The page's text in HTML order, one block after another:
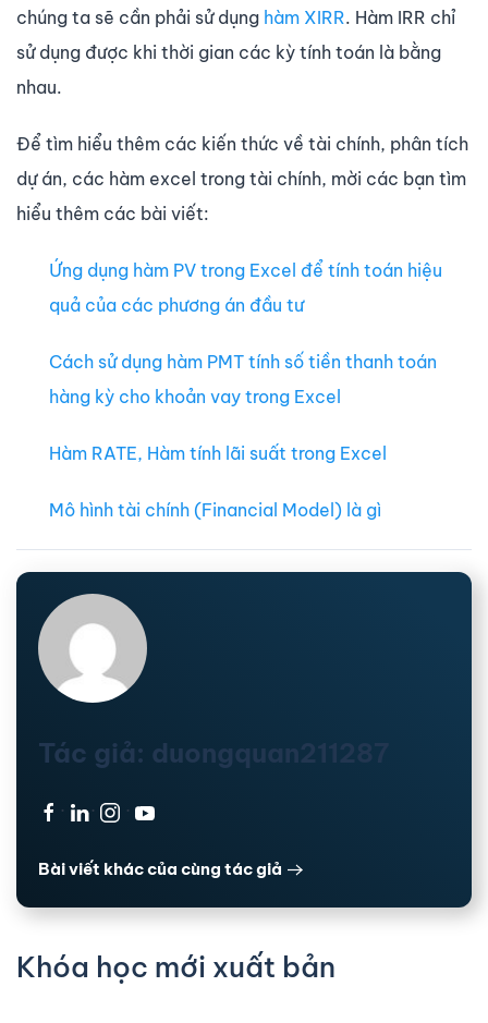
chúng ta sẽ cần phải sử dụng hàm XIRR. Hàm IRR chỉ
sử dụng được khi thời gian các kỳ tính toán là bằng
nhau.
Để tìm hiểu thêm các kiến thức về tài chính, phân tích
dự án, các hàm excel trong tài chính, mời các bạn tìm
hiểu thêm các bài viết:
Ứng dụng hàm PV trong Excel để tính toán hiệu
quả của các phương án đầu tư
Cách sử dụng hàm PMT tính số tiền thanh toán
hàng kỳ cho khoản vay trong Excel
Hàm RATE, Hàm tính lãi suất trong Excel
Mô hình tài chính (Financial Model) là gì
Tác giả: duongquan211287
· · ·
Bài viết khác của cùng tác giả
Khóa học mới xuất bản